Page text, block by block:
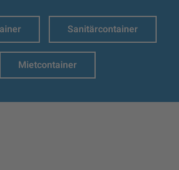
Sanitärcontainer
Mietcontainer